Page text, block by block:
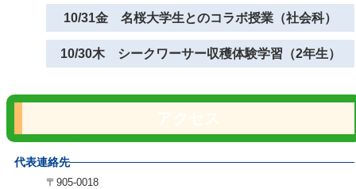
10/31金 名桜大学生とのコラボ授業（社会科）
10/30木 シークワーサー収穫体験学習（2年生）
代表連絡先
〒905-0018